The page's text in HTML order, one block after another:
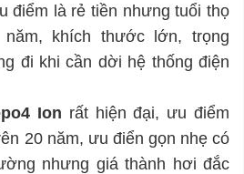
điểm là rẻ tiền nhưng tuổi thọ
khích thước lớn, trọng
đi khi cần dời hệ thống điện
Ion rất hiện đại, ưu điểm
20 năm, ưu điển gọn nhẹ có
nhưng giá thành hơi đắc